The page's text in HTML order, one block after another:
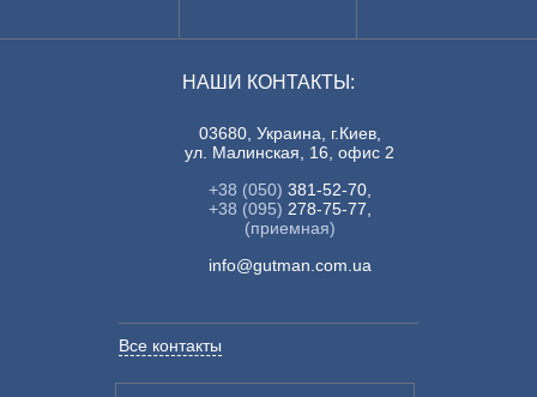
НАШИ КОНТАКТЫ:
03680, Украина, г.Киев,
ул. Малинская, 16, офис 2
+38 (050) 381-52-70,
+38 (095) 278-75-77,
(приемная)
info@gutman.com.ua
Все контакты